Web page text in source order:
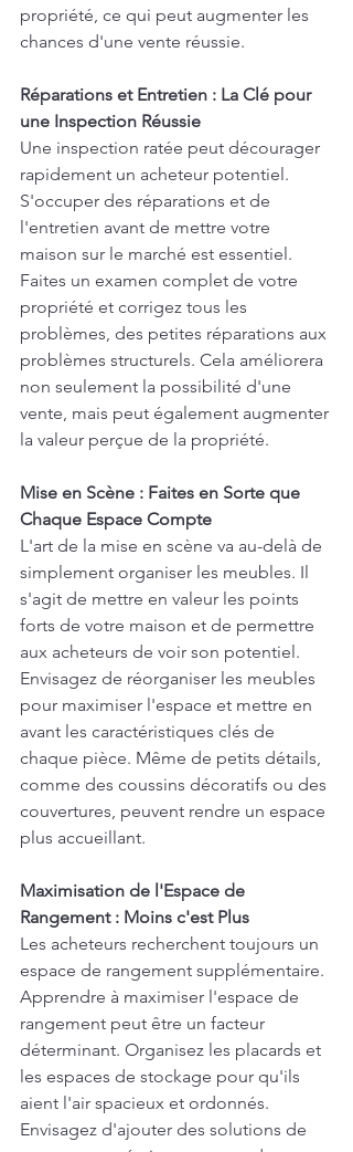
propriété, ce qui peut augmenter les
chances d'une vente réussie.
Réparations et Entretien : La Clé pour
une Inspection Réussie
Une inspection ratée peut décourager
rapidement un acheteur potentiel.
S'occuper des réparations et de
l'entretien avant de mettre votre
maison sur le marché est essentiel.
Faites un examen complet de votre
propriété et corrigez tous les
problèmes, des petites réparations aux
problèmes structurels. Cela améliorera
non seulement la possibilité d'une
vente, mais peut également augmenter
la valeur perçue de la propriété.
Mise en Scène : Faites en Sorte que
Chaque Espace Compte
L'art de la mise en scène va au-delà de
simplement organiser les meubles. Il
s'agit de mettre en valeur les points
forts de votre maison et de permettre
aux acheteurs de voir son potentiel.
Envisagez de réorganiser les meubles
pour maximiser l'espace et mettre en
avant les caractéristiques clés de
chaque pièce. Même de petits détails,
comme des coussins décoratifs ou des
couvertures, peuvent rendre un espace
plus accueillant.
Maximisation de l'Espace de
Rangement : Moins c'est Plus
Les acheteurs recherchent toujours un
espace de rangement supplémentaire.
Apprendre à maximiser l'espace de
rangement peut être un facteur
déterminant. Organisez les placards et
les espaces de stockage pour qu'ils
aient l'air spacieux et ordonnés.
Envisagez d'ajouter des solutions de